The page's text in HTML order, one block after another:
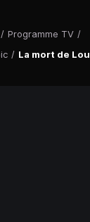
/ Programme TV /
/ La mort de